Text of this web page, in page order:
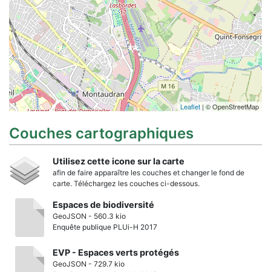
Leaflet| © OpenStreetMap
Couches cartographiques
Utilisez cette icone sur la carte
afin de faire apparaître les couches et changer le fond de
carte. Téléchargez les couches ci-dessous.
Espaces de biodiversité
GeoJSON - 560.3 kio
Enquête publique PLUi-H 2017
EVP - Espaces verts protégés
GeoJSON - 729.7 kio